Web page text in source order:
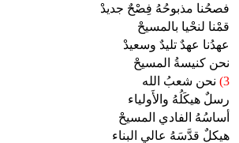
فصحُنا مذبوحُهُ فِصْحٌ جديدْ
قمْنا لنحْيا بالمسيحْ
عهدُنا عهدٌ تليدٌ وسعيدْ
نحن كنيسةُ المسيحْ
3) نحن شعبُ الله
رسلٌ هيكَلُهُ والأَولياء
أساسُهُ الفادي المسيحْ
هيكلٌ قدَّسَهُ عالي البناء